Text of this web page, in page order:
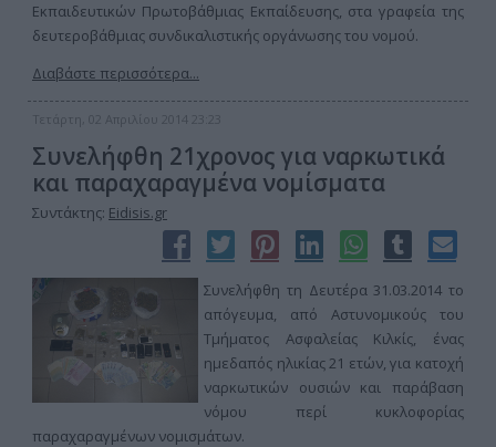
Εκπαιδευτικών Πρωτοβάθμιας Εκπαίδευσης, στα γραφεία της
δευτεροβάθμιας συνδικαλιστικής οργάνωσης του νομού.
Διαβάστε περισσότερα...
Τετάρτη, 02 Απριλίου 2014 23:23
Συνελήφθη 21χρονος για ναρκωτικά
και παραχαραγμένα νομίσματα
Συντάκτης: Eidisis.gr
Συνελήφθη τη Δευτέρα 31.03.2014 το
απόγευμα, από Αστυνομικούς του
Τμήματος Ασφαλείας Κιλκίς, ένας
ημεδαπός ηλικίας 21 ετών, για κατοχή
ναρκωτικών ουσιών και παράβαση
νόμου περί κυκλοφορίας
παραχαραγμένων νομισμάτων.